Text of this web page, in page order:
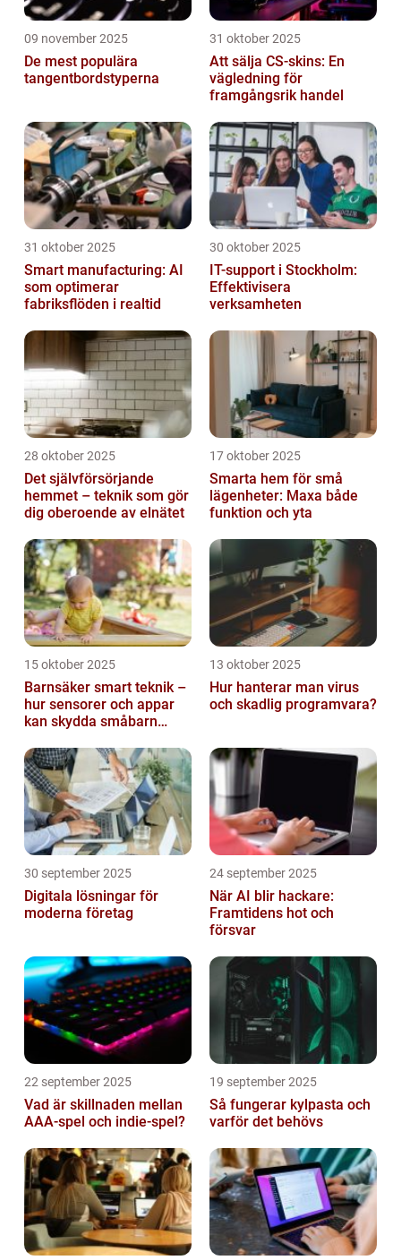
09 november 2025
De mest populära
tangentbordstyperna
31 oktober 2025
Att sälja CS-skins: En
vägledning för
framgångsrik handel
31 oktober 2025
Smart manufacturing: AI
som optimerar
fabriksflöden i realtid
30 oktober 2025
IT-support i Stockholm:
Effektivisera
verksamheten
28 oktober 2025
Det självförsörjande
hemmet – teknik som gör
dig oberoende av elnätet
17 oktober 2025
Smarta hem för små
lägenheter: Maxa både
funktion och yta
15 oktober 2025
Barnsäker smart teknik –
hur sensorer och appar
kan skydda småbarn
13 oktober 2025
Hur hanterar man virus
och skadlig programvara?
30 september 2025
Digitala lösningar för
moderna företag
24 september 2025
När AI blir hackare:
Framtidens hot och
försvar
22 september 2025
Vad är skillnaden mellan
AAA-spel och indie-spel?
19 september 2025
Så fungerar kylpasta och
varför det behövs